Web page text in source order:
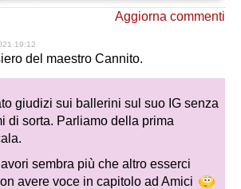
Aggiorna commenti
19:12
del maestro Cannito.
giudizi sui ballerini sul suo IG senza
di sorta. Parliamo della prima
sembra più che altro esserci
avere voce in capitolo ad Amici